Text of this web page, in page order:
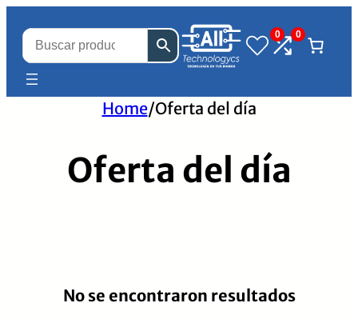
0 0
Home/Oferta del día
Oferta del día
No se encontraron resultados